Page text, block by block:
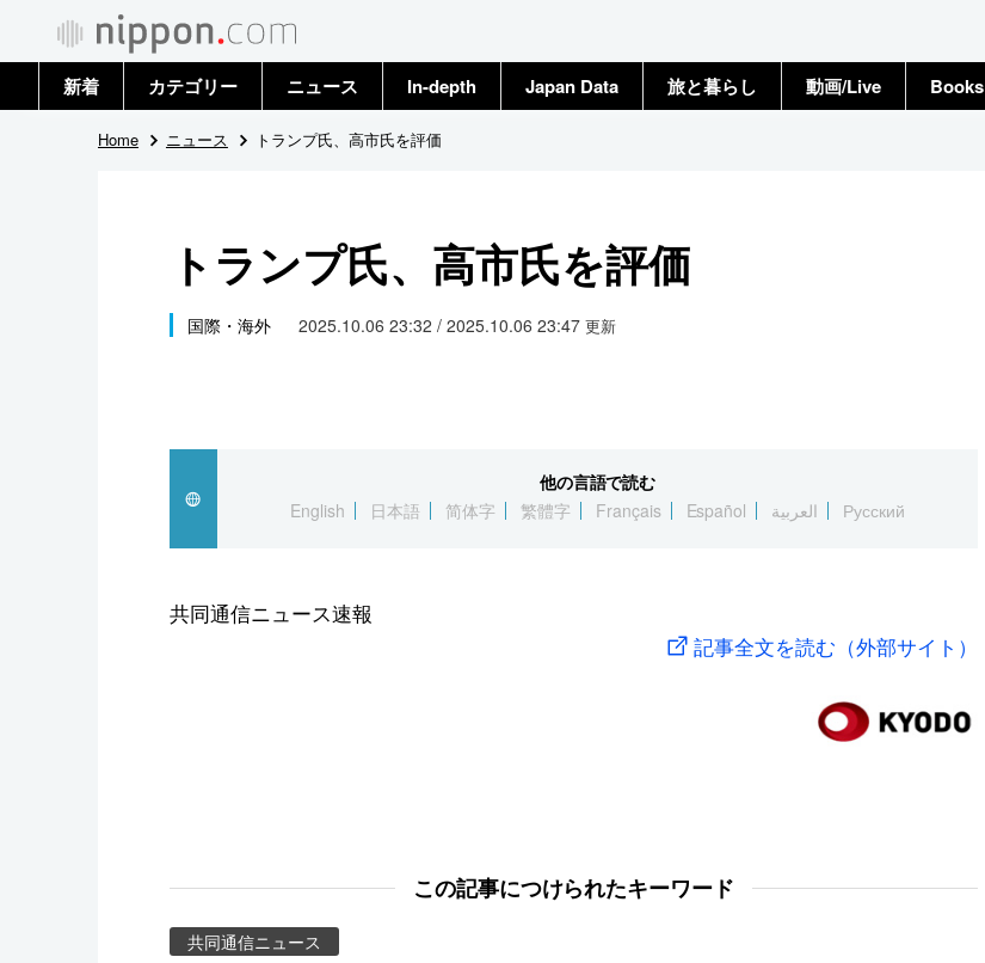
新着 カテゴリー
政治・外交
科学・技術
暮らし
ニュース
トップ
In-depth Japan Data 旅と暮らし 動画/Live Books
Home ニュース トランプ氏、高市氏を評価
トランプ氏、高市氏を評価
国際・海外 2025.10.06 23:32 / 2025.10.06 23:47 更新
他の言語で読む
English
日本語 简体字 繁體字 Français Español العربية Русский
共同通信ニュース速報
記事全文を読む（外部サイト）
この記事につけられたキーワード
共同通信ニュース